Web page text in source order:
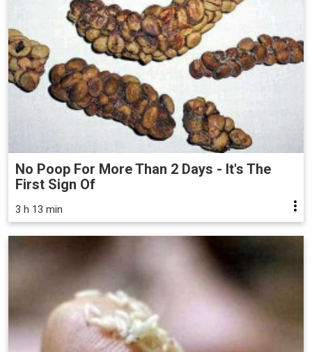
No Poop For More Than 2 Days - It's The
First Sign Of
3 h 13 min